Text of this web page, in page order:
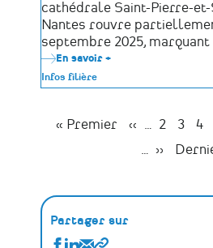
cathédrale Saint-Pierre-et-
Nantes rouvre
septembre 2025, marquant
En savoir +
rouvre
ses
célébré
Infos filière
Première
« Premier
Page
précédente
‹‹ … Page
2 Page
3 4
… Page
››
Partager sur